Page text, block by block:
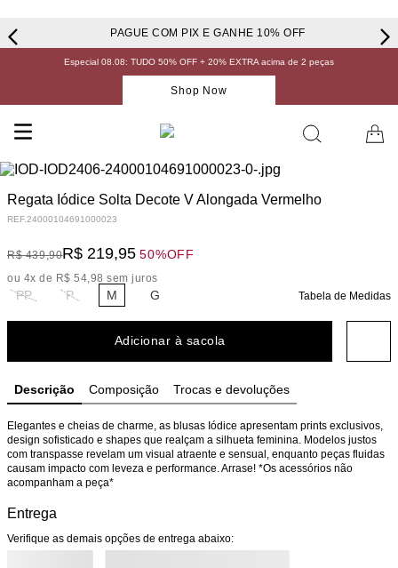
PAGUE COM PIX E GANHE 10% OFF
Especial 08.08: TUDO 50% OFF + 20% EXTRA acima de 2 peças
Shop Now
Regata Iódice Solta Decote V Alongada Vermelho
REF.24000104691000023
R$ 439,90R$ 219,95 50%OFF
ou 4x de R$ 54,98 sem juros
PP P M G Tabela de Medidas
Adicionar à sacola
Descrição Composição Trocas e devoluções
Elegantes e cheias de charme, as blusas Iódice apresentam prints exclusivos,
design sofisticado e shapes que realçam a silhueta feminina. Modelos justos
com transpasse revelam um visual atraente e sensual, enquanto peças fluidas
causam impacto com leveza e performance. Arrase! *Os acessórios não
acompanham a peça*
Entrega
Verifique as demais opções de entrega abaixo: